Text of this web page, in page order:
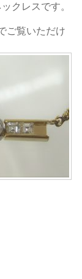
クレスです。
ご覧いただけ